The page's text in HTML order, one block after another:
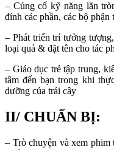
– Củng cố kỹ năng lăn
đính các phần, các bộ phận
– Phát triển trí tưởng
loại quả & đặt tên cho tác
– Giáo dục trẻ tập trung,
tâm đến bạn trong khi
dưỡng của trái cây
II/ CHUẨN BỊ:
– Trò chuyện và xem